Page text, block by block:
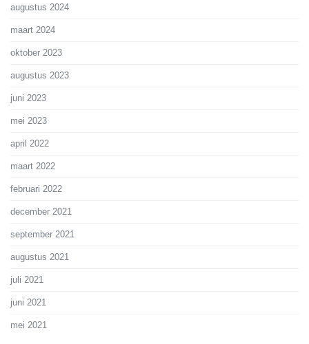
augustus 2024
maart 2024
oktober 2023
augustus 2023
juni 2023
mei 2023
april 2022
maart 2022
februari 2022
december 2021
september 2021
augustus 2021
juli 2021
juni 2021
mei 2021